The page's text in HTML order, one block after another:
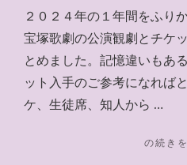
２０２４年の１年間をふ
宝塚歌劇の公演観劇とチケ
とめました。記憶違いもあ
ット入手のご参考になれば
ケ、生徒席、知人から …
"宝
の続き